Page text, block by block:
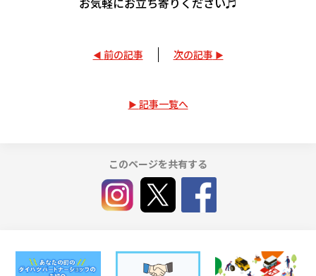
前の記事 次の記事
記事一覧へ
このページを共有する